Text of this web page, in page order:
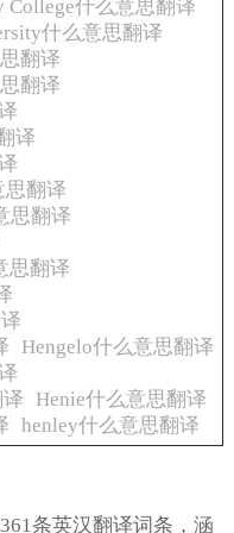
College什么意思翻译
什么意思翻译
翻译
翻译
译
思翻译
思翻译
思翻译
Hengelo什么意思翻译
Henie什么意思翻译
henley什么意思翻译
条英汉翻译词条，涵